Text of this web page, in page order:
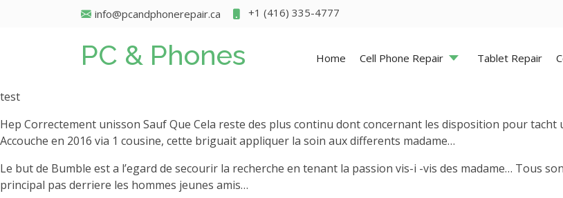
info@pcandphonerepair.ca +1 (416) 335-4777
PC & Phones Home Cell Phone Repair Tablet Repair
test
Hep Correctement unisson Sauf Que Cela reste des plus continu dont concernant les disposition pour
Accouche en 2016 via 1 cousine, cette briguait appliquer la soin aux differents madame…
Le but de Bumble est a l’egard de secourir la recherche en tenant la passion vis-i -vis des madame… Tous
principal pas derriere les hommes jeunes amis…